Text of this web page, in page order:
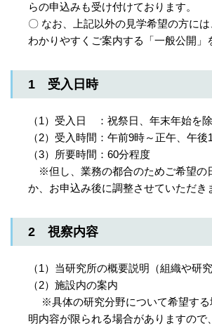
らの申込みも受け付けております。
〇 なお、上記以外の見学希望の方に
わかりやすくご案内する「一般公開」
1 受入日時
（1）受入日 ：祝祭日、年末年始を
（2）受入時間：午前9時～正午、午後
（3）所要時間：60分程度
※但し、業務の都合のためご希望の
か、お申込み後に調整させていただき
2 視察内容
（1）当研究所の概要説明（組織や研究
（2）施設内の案内
※具体の研究分野について希望する
明内容が限られる場合がありますので